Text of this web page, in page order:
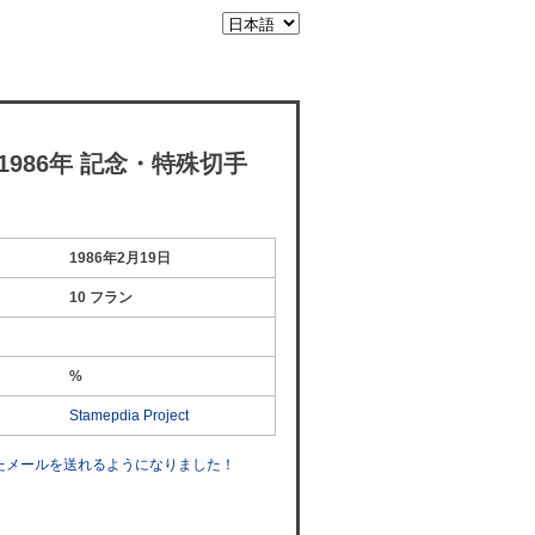
年 記念・特殊切手
1986年2月19日
10 フラン
%
Stamepdia Project
ールを送れるようになりました！